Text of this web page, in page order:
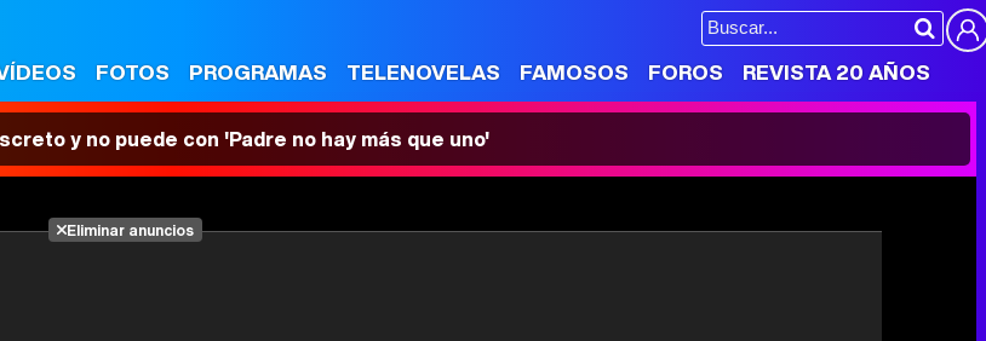
FOTOS PROGRAMAS TELENOVELAS FAMOSOS FOROS REVISTA 20 AÑOS
y no puede con 'Padre no hay más que uno'
Eliminar anuncios